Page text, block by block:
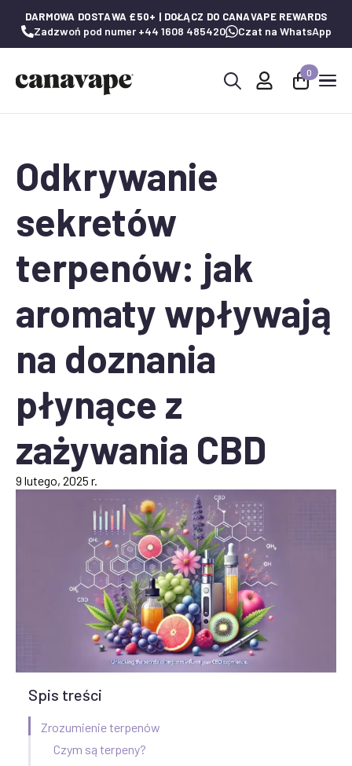
DARMOWA DOSTAWA £50+ | DOŁĄCZ DO CANAVAPE REWARDS
Zadzwoń pod numer +44 1608 485420 Czat na WhatsApp
0
Odkrywanie
sekretów
terpenów: jak
aromaty wpływają
na doznania
płynące z
zażywania CBD
9 lutego, 2025 r.
Spis treści
Zrozumienie terpenów
Czym są terpeny?